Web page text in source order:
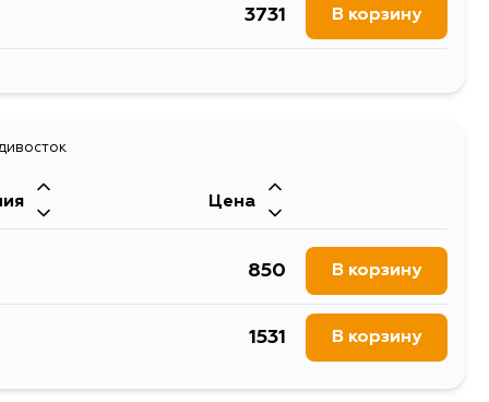
3731 В корзину
Цена
850 В корзину
1531 В корзину